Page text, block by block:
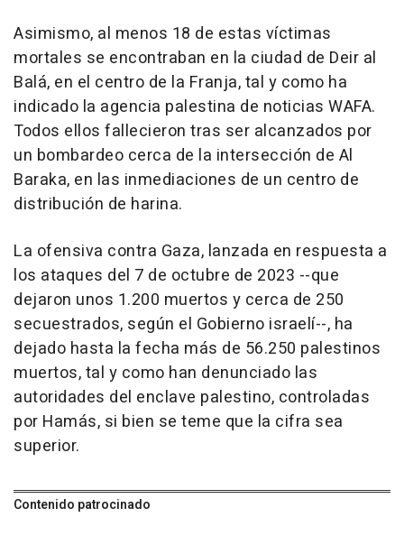
Asimismo, al menos 18 de estas víctimas
mortales se encontraban en la ciudad de Deir al
Balá, en el centro de la Franja, tal y como ha
indicado la agencia palestina de noticias WAFA.
Todos ellos fallecieron tras ser alcanzados por
un bombardeo cerca de la intersección de Al
Baraka, en las inmediaciones de un centro de
distribución de harina.
La ofensiva contra Gaza, lanzada en respuesta a
los ataques del 7 de octubre de 2023 --que
dejaron unos 1.200 muertos y cerca de 250
secuestrados, según el Gobierno israelí--, ha
dejado hasta la fecha más de 56.250 palestinos
muertos, tal y como han denunciado las
autoridades del enclave palestino, controladas
por Hamás, si bien se teme que la cifra sea
superior.
Contenido patrocinado